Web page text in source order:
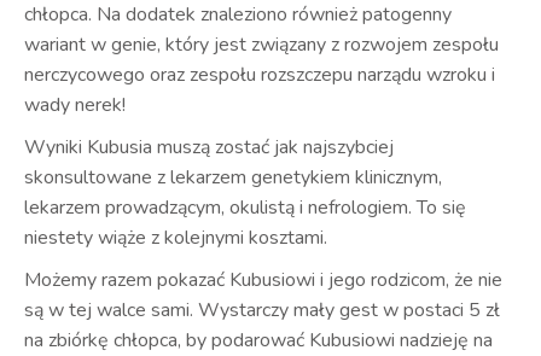
chłopca. Na dodatek znaleziono również patogenny
wariant w genie, który jest związany z rozwojem zespołu
nerczycowego oraz zespołu rozszczepu narządu wzroku i
wady nerek!
Wyniki Kubusia muszą zostać jak najszybciej
skonsultowane z lekarzem genetykiem klinicznym,
lekarzem prowadzącym, okulistą i nefrologiem. To się
niestety wiąże z kolejnymi kosztami.
Możemy razem pokazać Kubusiowi i jego rodzicom, że nie
są w tej walce sami. Wystarczy mały gest w postaci 5 zł
na zbiórkę chłopca, by podarować Kubusiowi nadzieję na